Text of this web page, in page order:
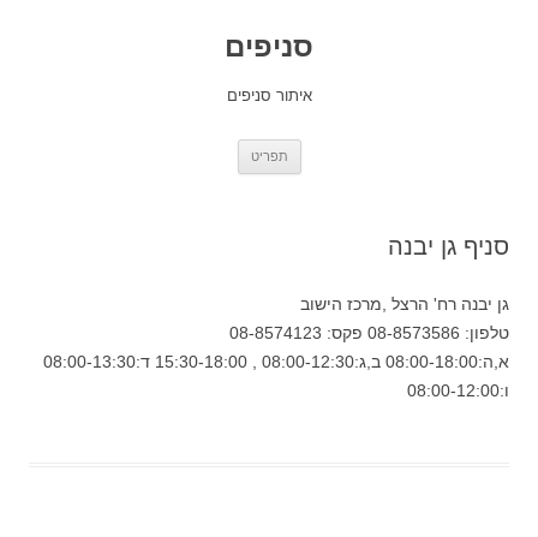
סניפים
איתור סניפים
תפריט
סניף גן יבנה
גן יבנה רח' הרצל ,מרכז הישוב
טלפון: 08-8573586 פקס: 08-8574123
א,ה:08:00-18:00 ב,ג:08:00-12:30 , 15:30-18:00 ד:08:00-13:30
ו:08:00-12:00